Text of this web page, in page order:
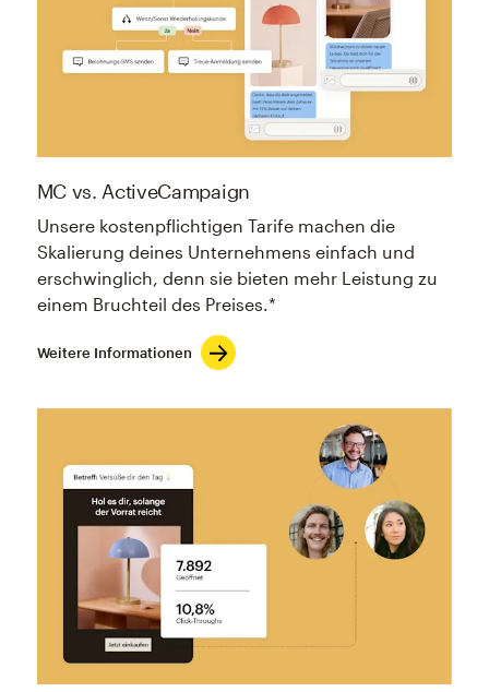
MC vs. ActiveCampaign
Unsere kostenpflichtigen Tarife machen die
Skalierung deines Unternehmens einfach und
erschwinglich, denn sie bieten mehr Leistung zu
einem Bruchteil des Preises.*
Weitere Informationen